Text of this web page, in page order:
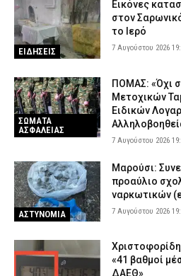
ΕΙΔΗΣΕΙΣ
Εικόνες
στον
το Ιερό
7 Αυγούστου 2026
ΣΩΜΑΤΑ
ΑΣΦΑΛΕΙΑΣ
ΠΟΜΑΣ: «Όχι
Μετοχικών
Ειδικών
7 Αυγούστου 2026
ΑΣΤΥΝΟΜΙΑ
Μαρούσι:
προαύλιο
ναρκωτικών
7 Αυγούστου 2026
«41 βαθμοί
ΔΑΕΘ»